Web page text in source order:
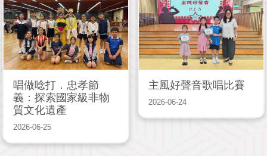
唱做唸打．忠孝節
義：探索國家級非物
質文化遺產
2026-06-25
主風好聲音歌唱比賽
2026-06-24